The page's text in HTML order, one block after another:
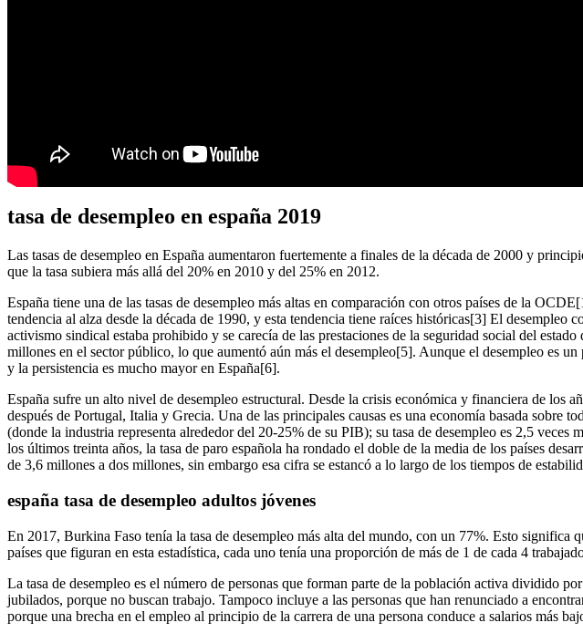
tasa de desempleo en españa 2019
Las tasas de desempleo en España aumentaron fuertemente a finales de la década de 2000 y
que la tasa subiera más allá del 20% en 2010 y del 25% en 2012.
España tiene una de las tasas de desempleo más altas en comparación con otros países de la
tendencia al alza desde la década de 1990, y esta tendencia tiene raíces históricas[3] El
activismo sindical estaba prohibido y se carecía de las prestaciones de la seguridad social del
millones en el sector público, lo que aumentó aún más el desempleo[5]. Aunque el desempleo es
y la persistencia es mucho mayor en España[6].
España sufre un alto nivel de desempleo estructural. Desde la crisis económica y financiera de los
después de Portugal, Italia y Grecia. Una de las principales causas es una economía basada
(donde la industria representa alrededor del 20-25% de su PIB); su tasa de desempleo es 2,5
los últimos treinta años, la tasa de paro española ha rondado el doble de la media de los países
de 3,6 millones a dos millones, sin embargo esa cifra se estancó a lo largo de los tiempos de
españa tasa de desempleo adultos jóvenes
En 2017, Burkina Faso tenía la tasa de desempleo más alta del mundo, con un 77%. Esto
países que figuran en esta estadística, cada uno tenía una proporción de más de 1 de cada 4
La tasa de desempleo es el número de personas que forman parte de la población activa dividido
jubilados, porque no buscan trabajo. Tampoco incluye a las personas que han renunciado a
porque una brecha en el empleo al principio de la carrera de una persona conduce a salarios más